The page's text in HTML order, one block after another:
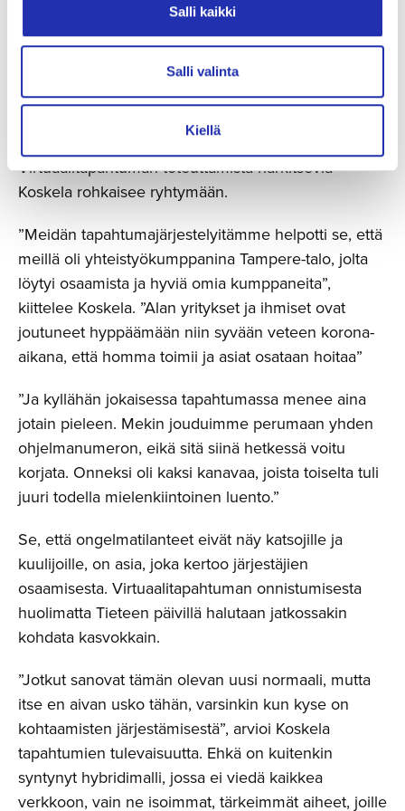
Salli kaikki
Salli valinta
Kiellä
viestiä, että tapahtumaa tuotettaessa turvallisuuteen
kiinnitetään huomiota, ihan niin kuin vastaanotinten
toisellakin puolella pitää tehdä.
Virtuaalitapahtuman toteuttamista harkitsevia
Koskela rohkaisee ryhtymään.
”Meidän tapahtumajärjestelyitämme helpotti se, että
meillä oli yhteistyökumppanina Tampere-talo, jolta
löytyi osaamista ja hyviä omia kumppaneita”,
kiittelee Koskela. ”Alan yritykset ja ihmiset ovat
joutuneet hyppäämään niin syvään veteen korona-
aikana, että homma toimii ja asiat osataan hoitaa”
”Ja kyllähän jokaisessa tapahtumassa menee aina
jotain pieleen. Mekin jouduimme perumaan yhden
ohjelmanumeron, eikä sitä siinä hetkessä voitu
korjata. Onneksi oli kaksi kanavaa, joista toiselta tuli
juuri todella mielenkiintoinen luento.”
Se, että ongelmatilanteet eivät näy katsojille ja
kuulijoille, on asia, joka kertoo järjestäjien
osaamisesta. Virtuaalitapahtuman onnistumisesta
huolimatta Tieteen päivillä halutaan jatkossakin
kohdata kasvokkain.
”Jotkut sanovat tämän olevan uusi normaali, mutta
itse en aivan usko tähän, varsinkin kun kyse on
kohtaamisten järjestämisestä”, arvioi Koskela
tapahtumien tulevaisuutta. Ehkä on kuitenkin
syntynyt hybridimalli, jossa ei viedä kaikkea
verkkoon, vain ne isoimmat, tärkeimmät aiheet, joille